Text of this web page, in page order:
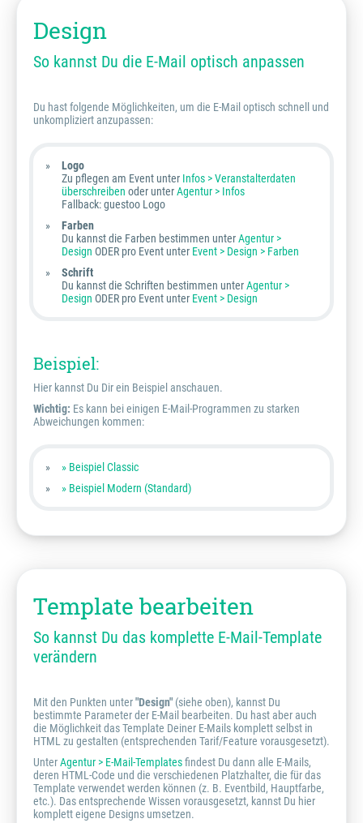
Design
So kannst Du die E-Mail optisch anpassen
Du hast folgende Möglichkeiten, um die E-Mail optisch schnell und
unkompliziert anzupassen:
Logo
Zu pflegen am Event unter Infos > Veranstalterdaten
überschreiben oder unterAgentur > Infos
Fallback: guestoo Logo
Farben
Du kannst die Farben bestimmen unterAgentur >
Design ODER pro Event unter Event > Design > Farben
Schrift
Du kannst die Schriften bestimmen unterAgentur >
Design ODER pro Event unter Event > Design
Beispiel:
Hier kannst Du Dir ein Beispiel anschauen.
Wichtig: Es kann bei einigen E-Mail-Programmen zu starken
Abweichungen kommen:
» Beispiel Classic
» Beispiel Modern (Standard)
Template bearbeiten
So kannst Du das komplette E-Mail-Template
verändern
Mit den Punkten unter"Design" (siehe oben), kannst Du
bestimmte Parameter der E-Mail bearbeiten. Du hast aber auch
die Möglichkeit das Template Deiner E-Mails komplett selbst in
HTML zu gestalten (entsprechenden Tarif/Feature vorausgesetzt).
UnterAgentur > E-Mail-Templatesfindest Du dann alle E-Mails,
deren HTML-Code und die verschiedenen Platzhalter, die für das
Template verwendet werden können (z. B. Eventbild, Hauptfarbe,
etc.). Das entsprechende Wissen vorausgesetzt, kannst Du hier
komplett eigene Designs umsetzen.